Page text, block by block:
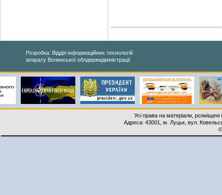
Розробка: Відділ інформаційних технологій
апарату Волинської облдержадміністрації
Усі права на матеріали,
Адреса: 43001, м. Луцьк, вул.